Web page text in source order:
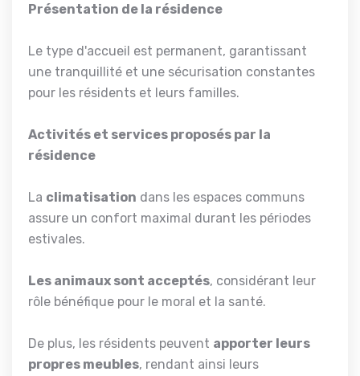
Présentation de la résidence
Le type d'accueil est permanent, garantissant
une tranquillité et une sécurisation constantes
pour les résidents et leurs familles.
Activités et services proposés par la
résidence
La climatisation dans les espaces communs
assure un confort maximal durant les périodes
estivales.
Les animaux sont acceptés, considérant leur
rôle bénéfique pour le moral et la santé.
De plus, les résidents peuvent apporter leurs
propres meubles, rendant ainsi leurs